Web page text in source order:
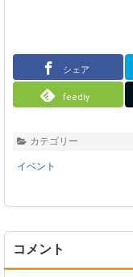
シェア
feedly
カテゴリー
イベント
コメント